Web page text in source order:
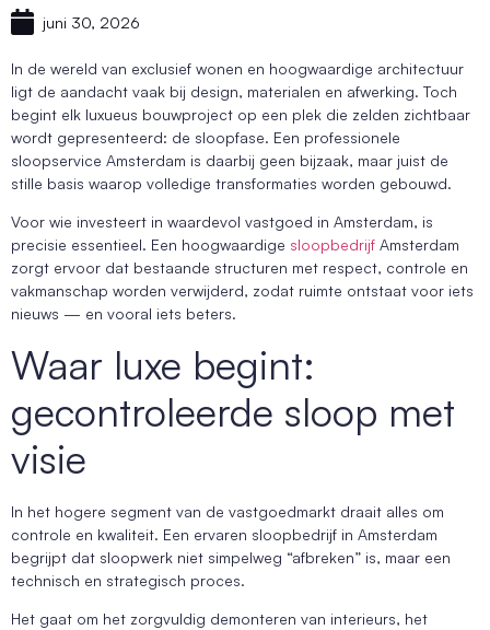
juni 30, 2026
In de wereld van exclusief wonen en hoogwaardige architectuur
ligt de aandacht vaak bij design, materialen en afwerking. Toch
begint elk luxueus bouwproject op een plek die zelden zichtbaar
wordt gepresenteerd: de sloopfase. Een professionele
sloopservice Amsterdam is daarbij geen bijzaak, maar juist de
stille basis waarop volledige transformaties worden gebouwd.
Voor wie investeert in waardevol vastgoed in Amsterdam, is
precisie essentieel. Een hoogwaardige sloopbedrijf Amsterdam
zorgt ervoor dat bestaande structuren met respect, controle en
vakmanschap worden verwijderd, zodat ruimte ontstaat voor iets
nieuws — en vooral iets beters.
Waar luxe begint:
gecontroleerde sloop met
visie
In het hogere segment van de vastgoedmarkt draait alles om
controle en kwaliteit. Een ervaren sloopbedrijf in Amsterdam
begrijpt dat sloopwerk niet simpelweg “afbreken” is, maar een
technisch en strategisch proces.
Het gaat om het zorgvuldig demonteren van interieurs, het